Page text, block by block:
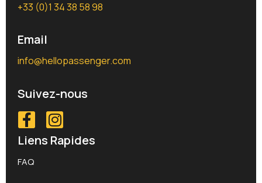
+33 (0)1 34 38 58 98
Email
info@hellopassenger.com
Suivez-nous
Liens Rapides
FAQ